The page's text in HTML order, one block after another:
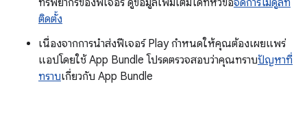
ทรัพยากรของฟีเจอร์ ดูข้อมูลเพิ่มเติมได้ที่หัวข้อจัดการโมดูลที่
ติดตั้ง
เนื่องจากการนำส่งฟีเจอร์ Play กำหนดให้คุณต้องเผยแพร่
แอปโดยใช้ App Bundle โปรดตรวจสอบว่าคุณทราบปัญหาที่
ทราบเกี่ยวกับ App Bundle